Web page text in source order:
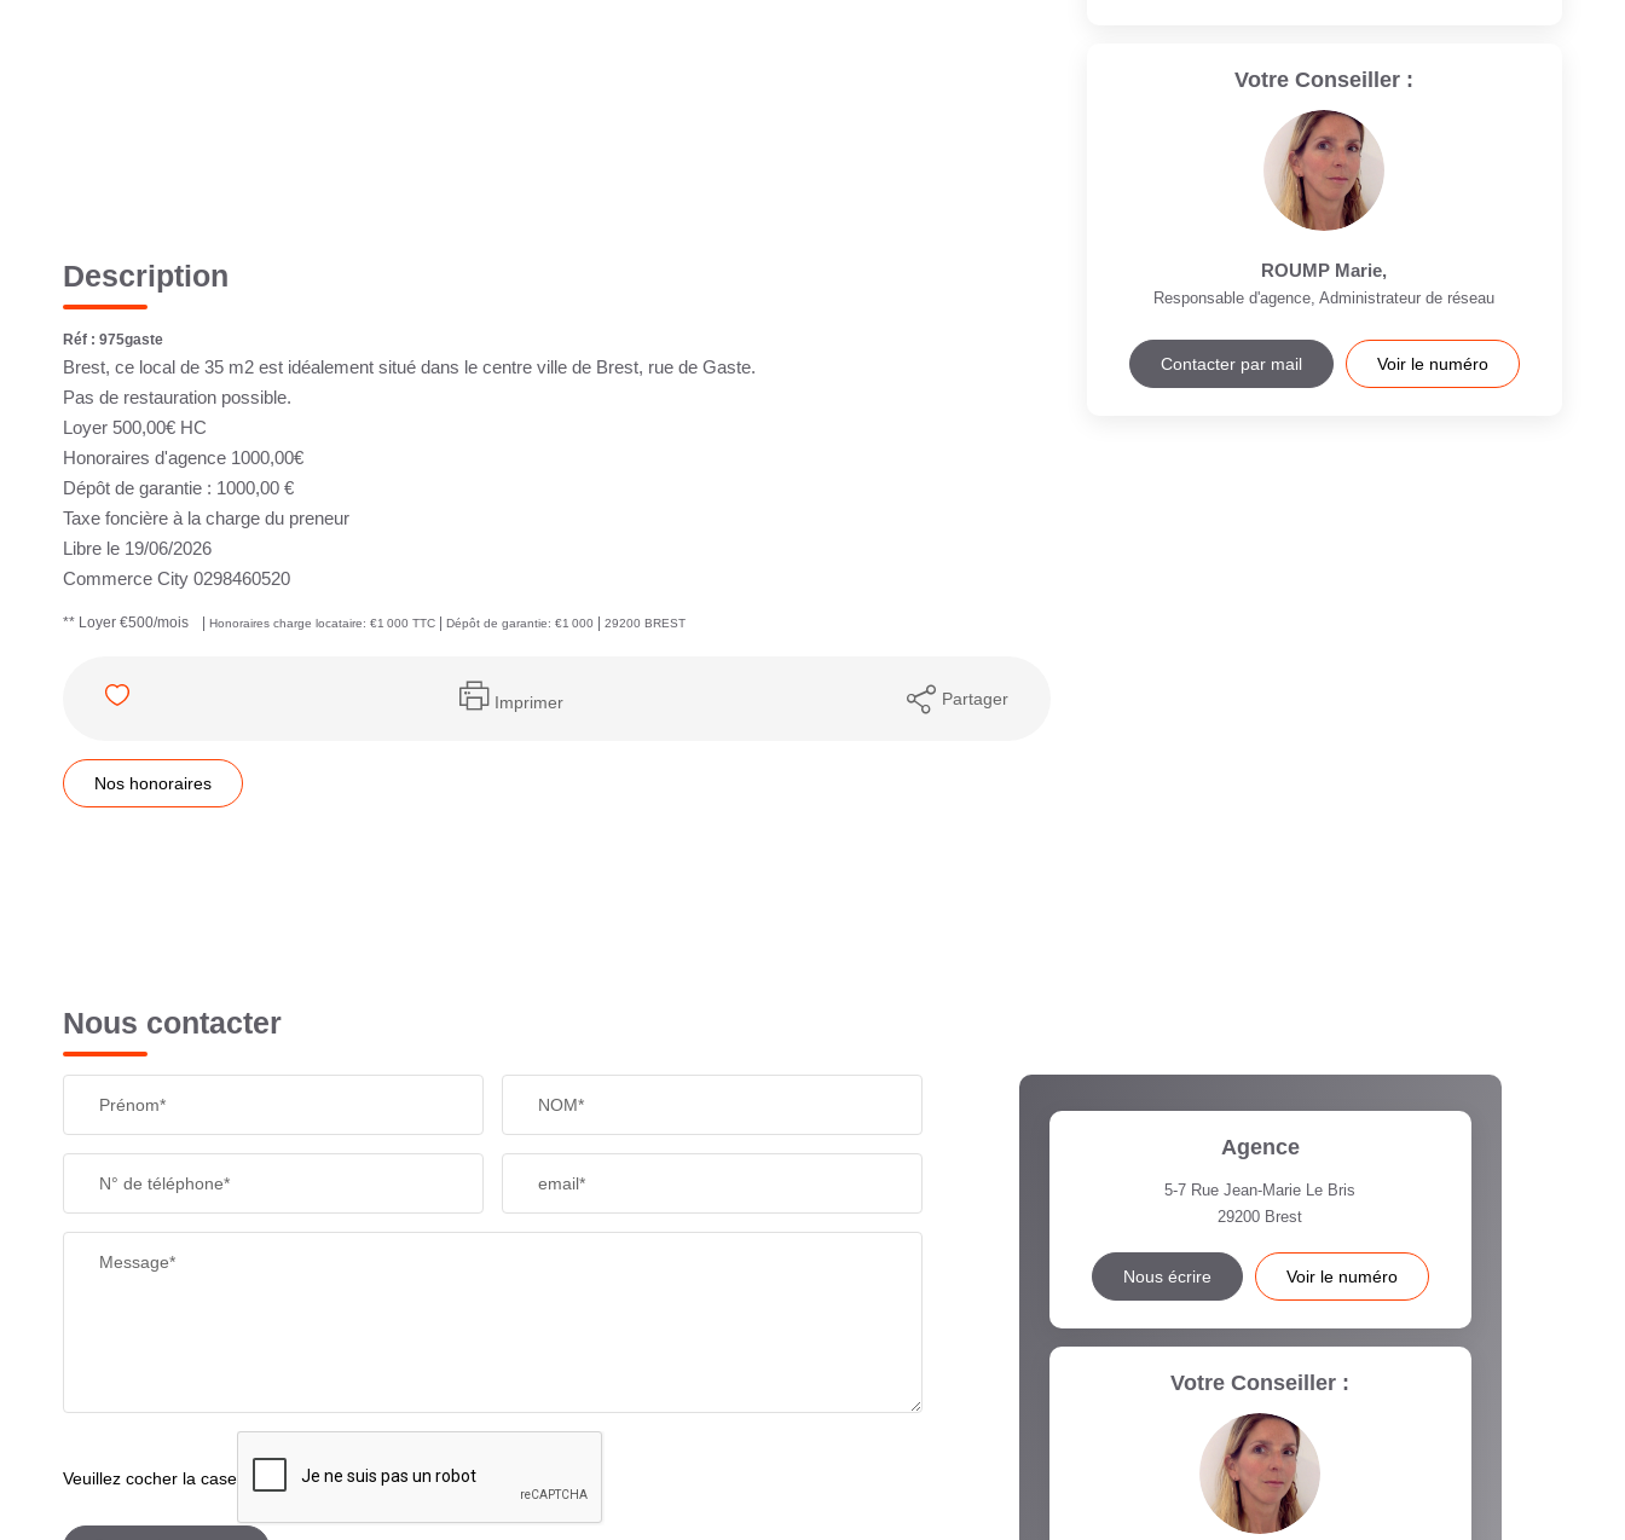
Description
Réf : 975gaste
Brest, ce local de 35 m2 est idéalement situé dans le centre ville de Brest, rue de Gaste.
Pas de restauration possible.
Loyer 500,00€ HC
Honoraires d'agence 1000,00€
Dépôt de garantie : 1000,00 €
Taxe foncière à la charge du preneur
Libre le 19/06/2026
Commerce City 0298460520
** Loyer €500/mois Honoraires charge locataire: €1 000 TTC Dépôt de garantie: €1 000 29200 BREST
Imprimer Partager
Nos honoraires
Votre Conseiller :
ROUMP Marie,
Responsable d'agence, Administrateur de réseau
Contacter par mail Voir le numéro
Nous contacter
Prénom* NOM*
N° de téléphone* email*
Message*
Veuillez cocher la case
Agence
5-7 Rue Jean-Marie Le Bris
29200 Brest
Nous écrire Voir le numéro
Votre Conseiller :